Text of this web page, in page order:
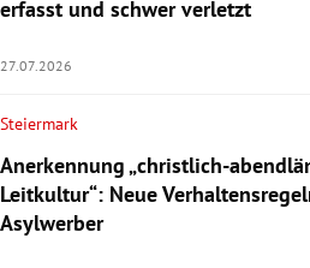
erfasst und schwer verletzt
27.07.2026
Steiermark
Anerkennung „christlich-
Leitkultur“: Neue
Asylwerber